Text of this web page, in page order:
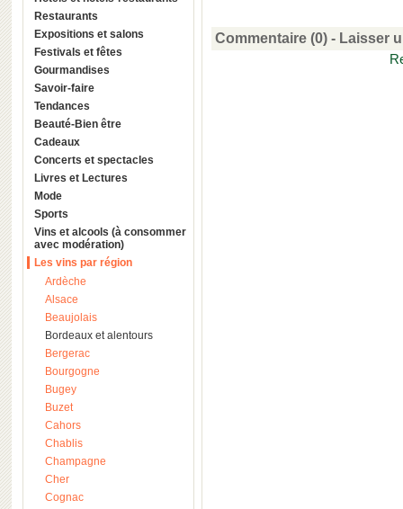
Restaurants
Expositions et salons
Festivals et fêtes
Gourmandises
Savoir-faire
Tendances
Beauté-Bien être
Cadeaux
Concerts et spectacles
Livres et Lectures
Mode
Sports
Vins et alcools (à consommer
avec modération)
Les vins par région
Ardèche
Alsace
Beaujolais
Bordeaux et alentours
Bergerac
Bourgogne
Bugey
Buzet
Cahors
Chablis
Champagne
Cher
Cognac
Commentaire (0) - Laisser